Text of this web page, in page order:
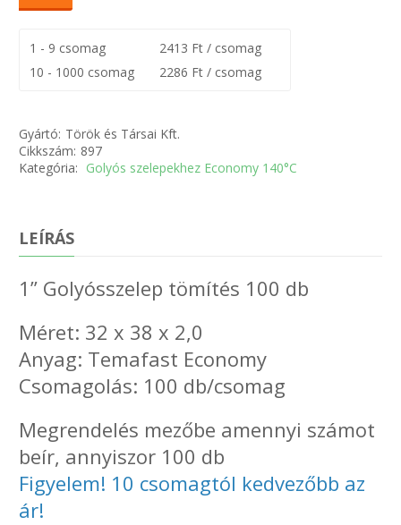
1 - 9 csomag
2413 Ft / csomag
10 - 1000 csomag
2286 Ft / csomag
Gyártó: Török és Társai Kft.
Cikkszám: 897
Kategória: Golyós szelepekhez Economy 140°C
LEÍRÁS
1” Golyósszelep tömítés 100 db
Méret: 32 x 38 x 2,0
Anyag: Temafast Economy
Csomagolás: 100 db/csomag
Megrendelés mezőbe amennyi számot
beír, annyiszor 100 db
Figyelem! 10 csomagtól kedvezőbb az
ár!